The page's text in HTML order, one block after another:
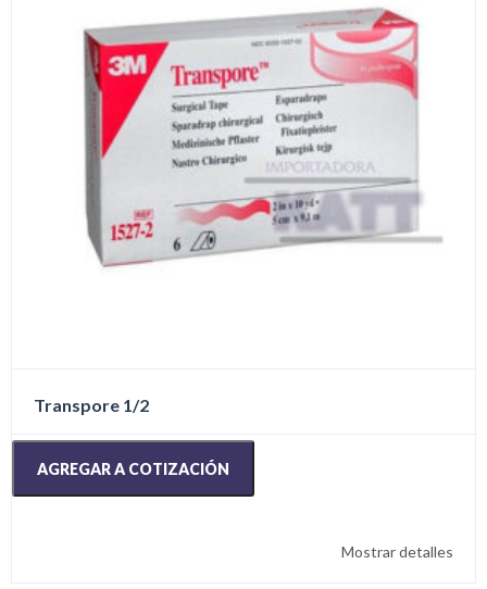
Transpore 1/2
AGREGAR A COTIZACIÓN
Mostrar detalles